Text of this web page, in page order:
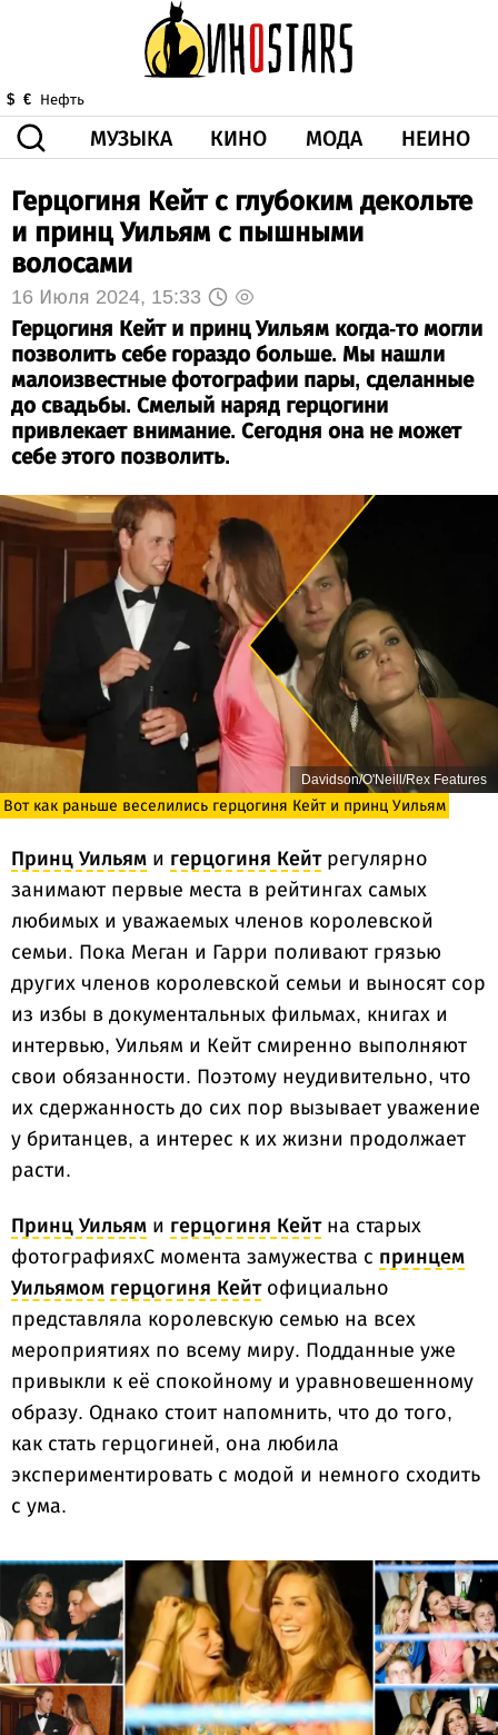
$ € Нефть
МУЗЫКА КИНО МОДА НЕИНО
ЗДОРОВЬЕ КОРОНА ИСКУССТВО
ДРУГОЕ
ВИДЕО
ГОРОСКОП
Герцогиня Кейт с глубоким декольте
и принц Уильям с пышными
волосами
16 Июля 2024, 15:33
Герцогиня Кейт и принц Уильям когда-то могли
позволить себе гораздо больше. Мы нашли
малоизвестные фотографии пары, сделанные
до свадьбы. Смелый наряд герцогини
привлекает внимание. Сегодня она не может
себе этого позволить.
Davidson/O'Neill/Rex Features
Вот как раньше веселились герцогиня Кейт и принц Уильям
Принц Уильям и герцогиня Кейтрегулярно
занимают первые места в рейтингах самых
любимых и уважаемых членов королевской
семьи. Пока Меган и Гарри поливают грязью
других членов королевской семьи и выносят сор
из избы в документальных фильмах, книгах и
интервью, Уильям и Кейт смиренно выполняют
свои обязанности. Поэтому неудивительно, что
их сдержанность до сих пор вызывает уважение
у британцев, а интерес к их жизни продолжает
расти.
Принц Уильям и герцогиня Кейтна старых
фотографияхС момента замужества с принцем
Уильямом герцогиня Кейтофициально
представляла королевскую семью на всех
мероприятиях по всему миру. Подданные уже
привыкли к её спокойному и уравновешенному
образу. Однако стоит напомнить, что до того,
как стать герцогиней, она любила
экспериментировать с модой и немного сходить
с ума.